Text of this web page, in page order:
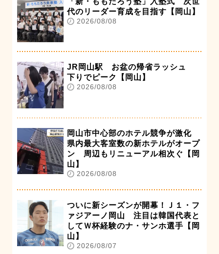
代のリーダー育成を目指す【岡山】
2026/08/08
JR岡山駅 お盆の帰省ラッシュ
下りでピーク【岡山】
2026/08/08
岡山市中心部のホテル競争が激化
県内最大客室数の新ホテルがオープ
ン 周辺もリニューアル相次ぐ【岡
山】
2026/08/08
ついに新シーズンが開幕！Ｊ１・フ
ァジアーノ岡山 注目は韓国代表と
してＷ杯経験のナ・サンホ選手【岡
山】
2026/08/07